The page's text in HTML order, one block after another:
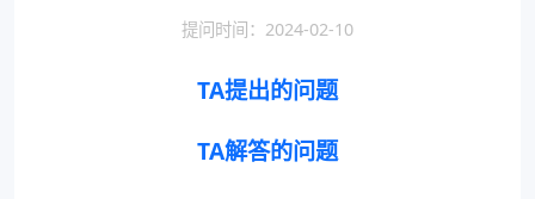
提问时间：2024-02-10
TA提出的问题
TA解答的问题